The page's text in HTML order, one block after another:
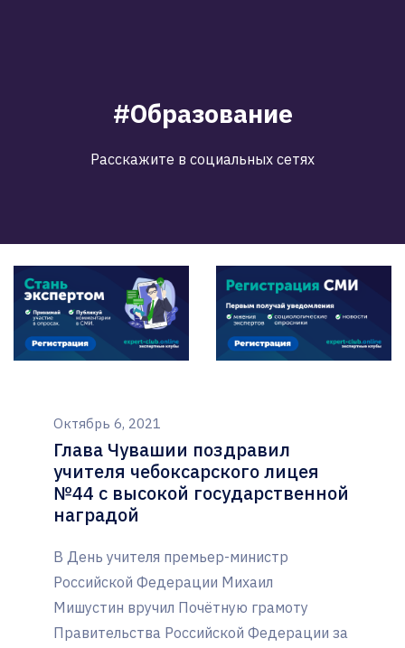
#Образование
Расскажите в социальных сетях
Октябрь 6, 2021
Глава Чувашии поздравил
учителя чебоксарского лицея
№44 с высокой государственной
наградой
В День учителя премьер-министр
Российской Федерации Михаил
Мишустин вручил Почётную грамоту
Правительства Российской Федерации за